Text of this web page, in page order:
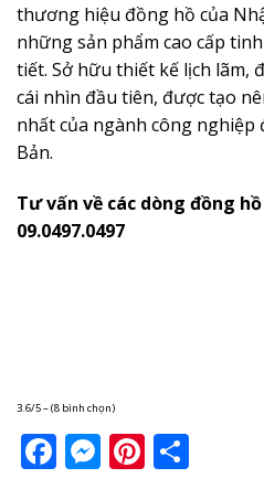
thương hiệu đồng hồ của
những sản phẩm cao cấp
tiết. Sở hữu thiết kế lịch lãm,
cái nhìn đầu tiên, được tạo
nhất của ngành công
Bản.
Tư vấn về các dòng đồng
09.0497.0497
3.6/5 – (8 bình chọn)
Facebook
Messenger